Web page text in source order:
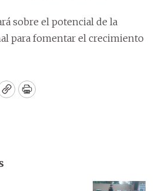
sobre el potencial de la
para fomentar el crecimiento
CopyPrint